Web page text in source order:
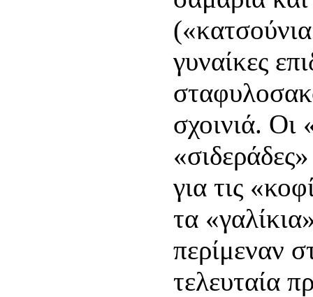
γυναίκες
σχοινιά. Οι
για τις
τα
περίμεναν
τελευταία